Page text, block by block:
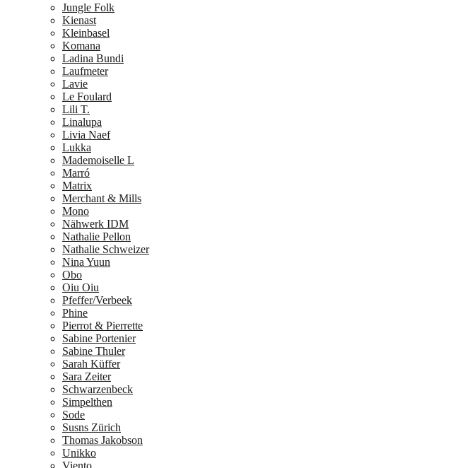
Jungle Folk
Kienast
Kleinbasel
Komana
Ladina Bundi
Laufmeter
Lavie
Le Foulard
Lili T.
Linalupa
Livia Naef
Lukka
Mademoiselle L
Marró
Matrix
Merchant & Mills
Mono
Nähwerk IDM
Nathalie Pellon
Nathalie Schweizer
Nina Yuun
Obo
Oiu Oiu
Pfeffer/Verbeek
Phine
Pierrot & Pierrette
Sabine Portenier
Sabine Thuler
Sarah Küffer
Sara Zeiter
Schwarzenbeck
Simpelthen
Sode
Susns Zürich
Thomas Jakobson
Unikko
Viento